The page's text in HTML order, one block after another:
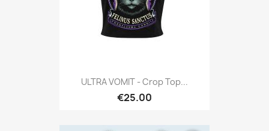
ULTRA VOMIT - Crop Top...
€25.00